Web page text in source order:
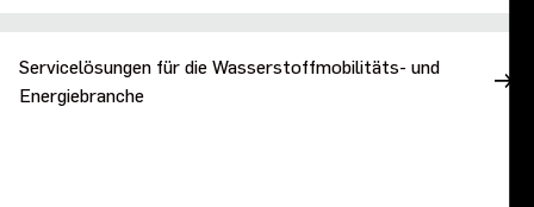
Servicelösungen für die Wasserstoffmobilitäts- und
Energiebranche